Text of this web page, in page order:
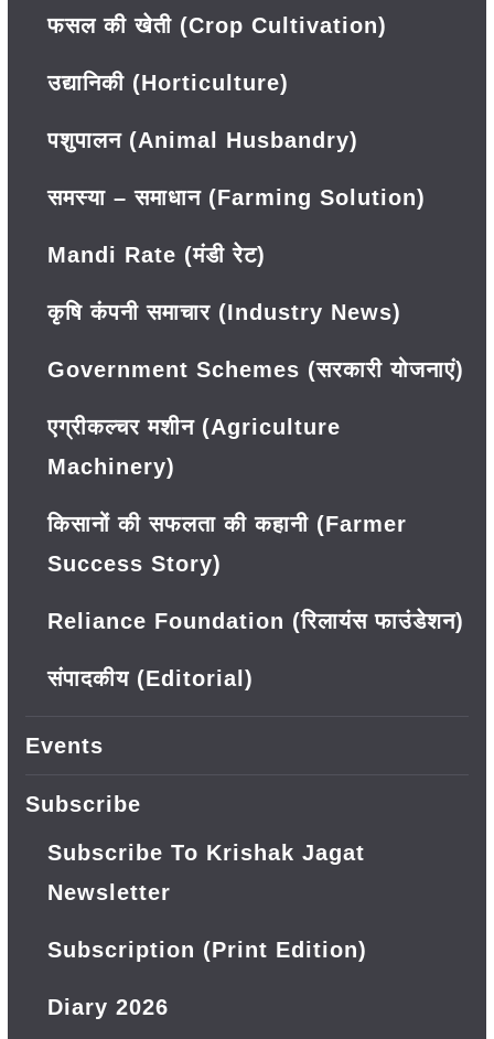
फसल की खेती (Crop Cultivation)
उद्यानिकी (Horticulture)
पशुपालन (Animal Husbandry)
समस्या – समाधान (Farming Solution)
Mandi Rate (मंडी रेट)
कृषि कंपनी समाचार (Industry News)
Government Schemes (सरकारी योजनाएं)
एग्रीकल्चर मशीन (Agriculture
Machinery)
किसानों की सफलता की कहानी (Farmer
Success Story)
Reliance Foundation (रिलायंस फाउंडेशन)
संपादकीय (Editorial)
Events
Subscribe
Subscribe To Krishak Jagat
Newsletter
Subscription (Print Edition)
Diary 2026